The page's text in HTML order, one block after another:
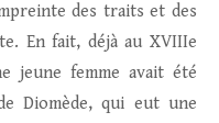
des traits et des
En fait, déjà au XVIIIe
jeune femme avait été
Diomède, qui eut une